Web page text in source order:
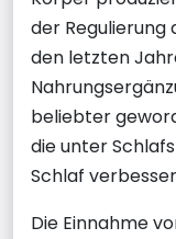
der Regulierung
den letzten
beliebter
die unter
Schlaf
Die Einnahme